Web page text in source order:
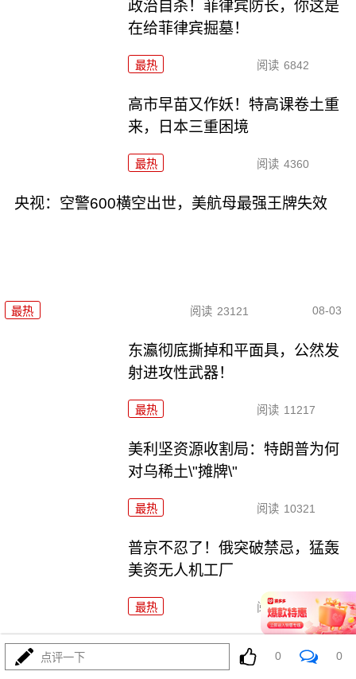
政治自杀！菲律宾防长，你这是
在给菲律宾掘墓！
最热 阅读 6842
高市早苗又作妖！特高课卷土重
来，日本三重困境
最热 阅读 4360
央视：空警600横空出世，美航母最强王牌失效
最热 阅读 23121 08-03
东瀛彻底撕掉和平面具，公然发
射进攻性武器！
最热 阅读 11217
美利坚资源收割局：特朗普为何
对乌稀土\"摊牌\"
最热 阅读 10321
普京不忍了！俄突破禁忌，猛轰
美资无人机工厂
最热 阅读 8775
海锁波斯还不够，特朗普又生毒
计，陆地也要封
点评一下 0 0